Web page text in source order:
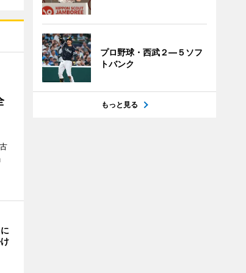
プロ野球・西武２―５ソフ
トバンク
もっと見る